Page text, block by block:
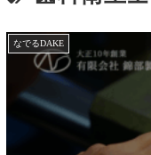
なでるDAKE